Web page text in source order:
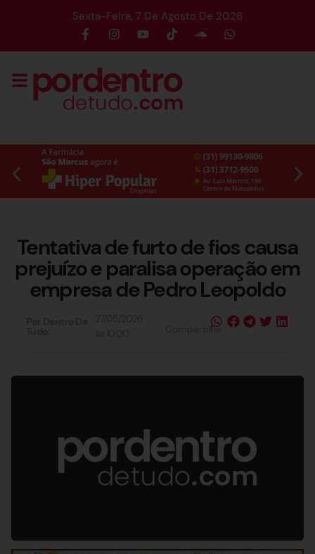
Sexta-Feira, 7 De Agosto De 2026
Tentativa de furto de fios causa
prejuízo e paralisa operação em
empresa de Pedro Leopoldo
Compartilhe